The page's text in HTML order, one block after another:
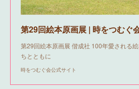
第29回絵本原画展 | 時をつむぐ
第29回絵本原画展 偕成社 100年愛される
ちとともに
時をつむぐ会公式サイト